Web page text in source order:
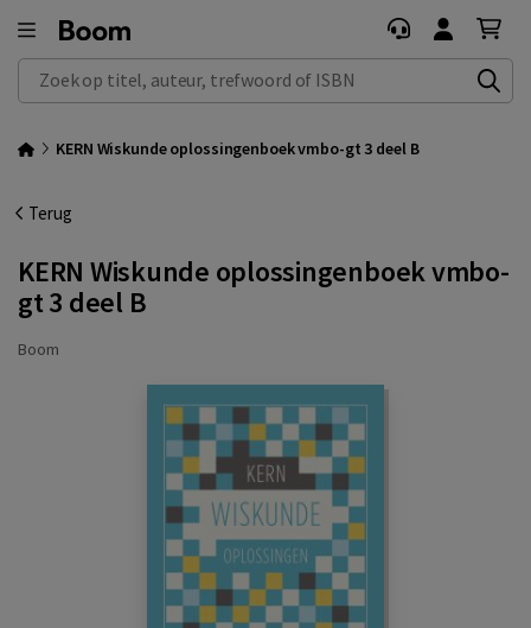
Zoek op titel, auteur, trefwoord of ISBN
KERN Wiskunde oplossingenboek vmbo-gt 3 deel B
Terug
KERN Wiskunde oplossingenboek vmbo-
gt 3 deel B
Boom